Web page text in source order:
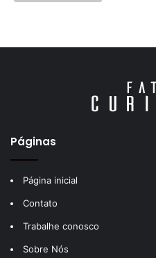
Páginas
Página inicial
Contato
Trabalhe conosco
Sobre Nós